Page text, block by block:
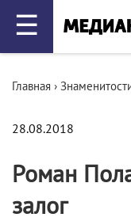
☰
Главная ›
28.08.2018
Роман
залог